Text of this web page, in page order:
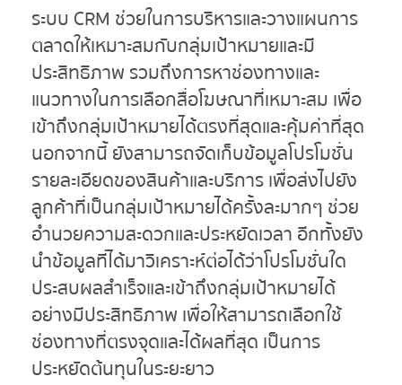
ระบบ CRM ช่วยในการบริหารและวางแผนการ
ตลาดให้เหมาะสมกับกลุ่มเป้าหมายและมี
ประสิทธิภาพ รวมถึงการหาช่องทางและ
แนวทางในการเลือกสื่อโฆษณาที่เหมาะสม เพื่อ
เข้าถึงกลุ่มเป้าหมายได้ตรงที่สุดและคุ้มค่าที่สุด
นอกจากนี้ ยังสามารถจัดเก็บข้อมูลโปรโมชั่น
รายละเอียดของสินค้าและบริการ เพื่อส่งไปยัง
ลูกค้าที่เป็นกลุ่มเป้าหมายได้ครั้งละมากๆ ช่วย
อำนวยความสะดวกและประหยัดเวลา อีกทั้งยัง
นำข้อมูลที่ได้มาวิเคราะห์ต่อได้ว่าโปรโมชั่นใด
ประสบผลสำเร็จและเข้าถึงกลุ่มเป้าหมายได้
อย่างมีประสิทธิภาพ เพื่อให้สามารถเลือกใช้
ช่องทางที่ตรงจุดและได้ผลที่สุด เป็นการ
ประหยัดต้นทุนในระยะยาว